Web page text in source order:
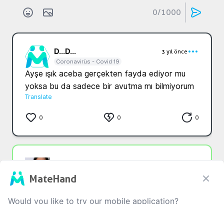
0/1000
D...D...
3 yıl önce
Coronavirüs - Covid 19
Ayşe ışık aceba gerçekten fayda ediyor mu
yoksa bu da sadece bir avutma mı bilmiyorum
Translate
0 0 0
G...Y...
Coronavirüs - Covid 19
Evet duydum hacamat yaptırıcam bende
GETAT bölümünden randevu aldım inşallah
MateHand
Would you like to try our mobile application?